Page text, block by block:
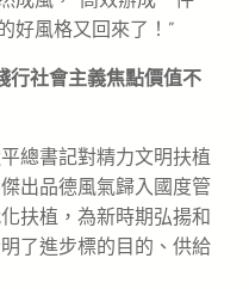
好風格又回來了！”
行社會主義焦點價值不
總書記對精力文明扶植
出品德風氣歸入國度管
扶植，為新時期弘揚和
了進步標的目的、供給